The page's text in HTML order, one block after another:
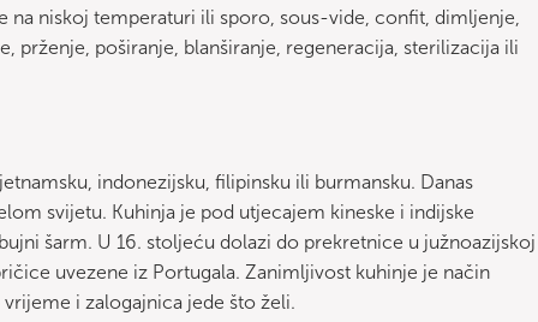
na niskoj temperaturi ili sporo, sous-vide, confit, dimljenje,
prženje, poširanje, blanširanje, regeneracija, sterilizacija ili
indonezijsku, filipinsku ili burmansku. Danas
svijetu. Kuhinja je pod utjecajem kineske i indijske
šarm. U 16. stoljeću dolazi do prekretnice u južnoazijskoj
uvezene iz Portugala. Zanimljivost kuhinje je način
i zalogajnica jede što želi.